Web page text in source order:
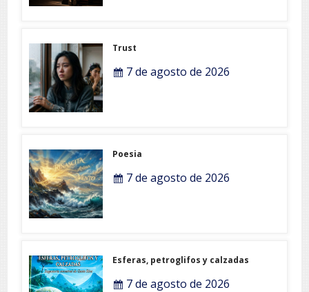
Trust
7 de agosto de 2026
Poesia
7 de agosto de 2026
Esferas, petroglifos y calzadas
7 de agosto de 2026